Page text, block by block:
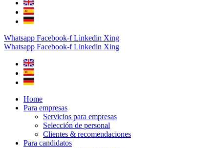
Whatsapp Facebook-f Linkedin Xing
Whatsapp Facebook-f Linkedin Xing
Home
Para empresas
Servicios para empresas
Selección de personal
Clientes & recomendaciones
Para candidatos